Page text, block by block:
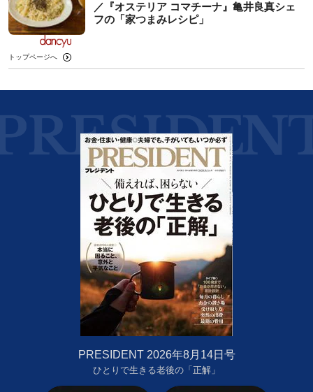
／『オステリア コマチーナ』亀井良真シェ
フの「家つまみレシピ」
トップページへ
PRESIDENT 2026年8月14日号
ひとりで生きる老後の「正解」